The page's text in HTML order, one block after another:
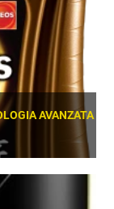
AVANZATA